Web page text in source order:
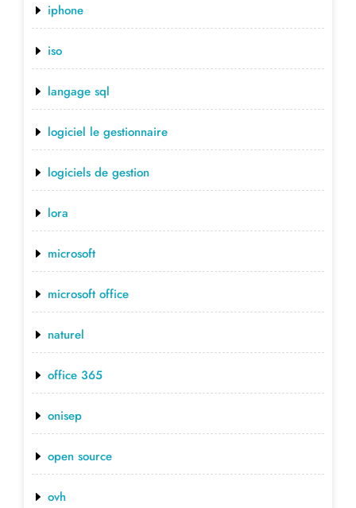
iphone
iso
langage sql
logiciel le gestionnaire
logiciels de gestion
lora
microsoft
microsoft office
naturel
office 365
onisep
open source
ovh